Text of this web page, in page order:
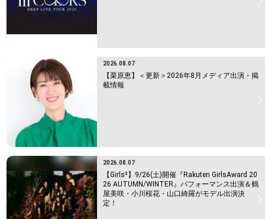
2026.08.07
【栗原恵】＜更新＞2026年8月メディア出演・掲
載情報
2026.08.07
【Girls²】9/26(土)開催『Rakuten GirlsAward 20
26 AUTUMN/WINTER』パフォーマンス出演＆鶴
屋美咲・小川桜花・山口綺羅がモデル出演決
定！